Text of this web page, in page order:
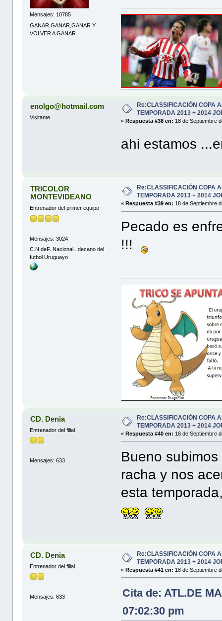
Mensajes: 10785
GANAR,GANAR,GANAR Y
VOLVER A GANAR
enolgo@hotmail.com
Visitante
Re:CLASSIFICACIÓN COPA
TEMPORADA 2013 + 2014
«Respuesta #38 en: 18 de Septiembre
ahi estamos
TRICOLOR
MONTEVIDEANO
Entrenador del primer equipo
Mensajes: 3024
C.N.deF. Nacional...decano del
futbol Uruguayo
Re:CLASSIFICACIÓN COPA
TEMPORADA 2013 + 2014
« Respuesta #39 en: 18 de Septiembre
Pecado es
!!!
CD. Denia
Entrenador del filial
Mensajes: 633
Re:CLASSIFICACIÓN COPA
TEMPORADA 2013 + 2014
«Respuesta #40 en: 18 de Septiembre
Bueno
racha y nos
esta
CD. Denia
Entrenador del filial
Mensajes: 633
Re:CLASSIFICACIÓN COPA
TEMPORADA 2013 + 2014
«Respuesta #41 en: 18 de Septiembre
Cita de: ATL.DE
07:02:30 pm